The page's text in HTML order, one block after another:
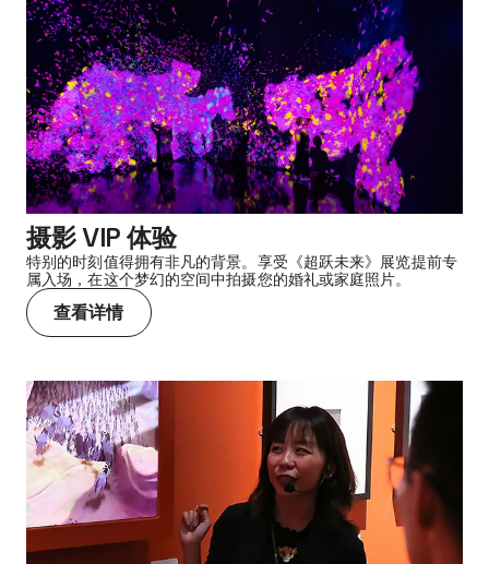
摄影 VIP 体验
特别的时刻值得拥有非凡的背景。享受《超跃未来》展览提前专
属入场，在这个梦幻的空间中拍摄您的婚礼或家庭照片。
查看详情